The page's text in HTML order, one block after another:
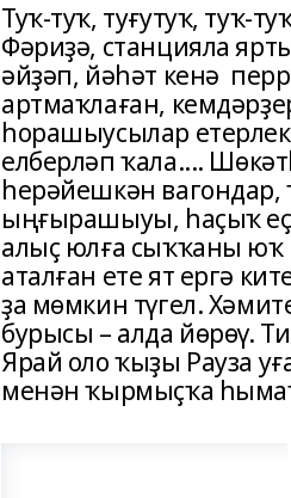
Туҡ-туҡ, туғутуҡ, туҡ-
Фәриҙә, станцияла
әйҙәп, йәһәт кенә
артмаҡлаған,
һорашыусылар
елберләп ҡала....
һерәйешкән
ыңғырашыуы, һаҫыҡ еҫ
алыҫ юлға сыҡҡаны юҡ
аталған ете ят ергә
ҙа мөмкин түгел.
бурысы – алда йөрөү.
Ярай оло ҡыҙы Рауза
менән ҡырмыҫҡа